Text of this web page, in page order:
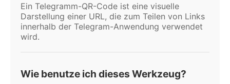
Ein Telegramm-QR-Code ist eine visuelle
Darstellung einer URL, die zum Teilen von Links
innerhalb der Telegram-Anwendung verwendet
wird.
Wie benutze ich dieses Werkzeug?